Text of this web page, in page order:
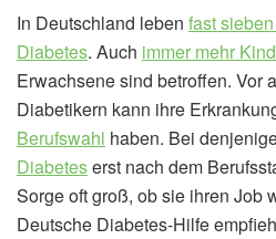
In Deutschland leben fast
Diabetes. Auch immer mehr
Erwachsene sind betroffen. Vor
Diabetikern kann ihre
Berufswahl haben. Bei
Diabeteserst nach dem
Sorge oft groß, ob sie ihren Job
Deutsche Diabetes-Hilfe